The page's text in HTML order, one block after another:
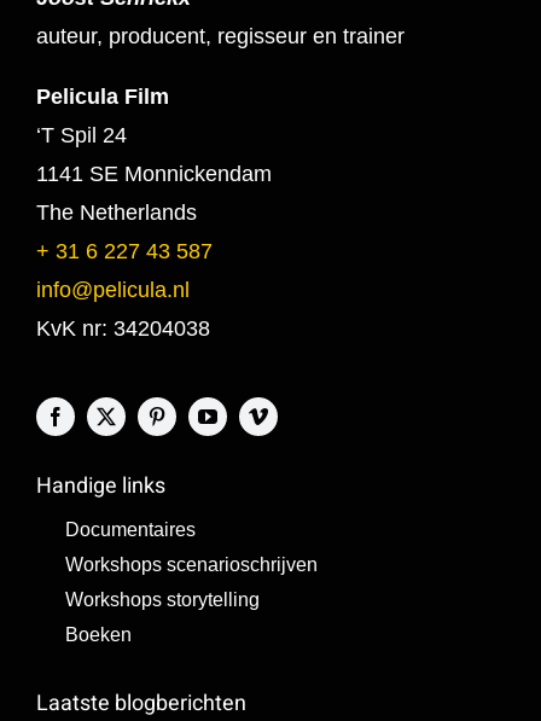
auteur, producent, regisseur en trainer
Pelicula Film
‘T Spil 24
1141 SE Monnickendam
The Netherlands
+ 31 6 227 43 587
info@pelicula.nl
KvK nr: 34204038
Handige links
Documentaires
Workshops scenarioschrijven
Workshops storytelling
Boeken
Laatste blogberichten